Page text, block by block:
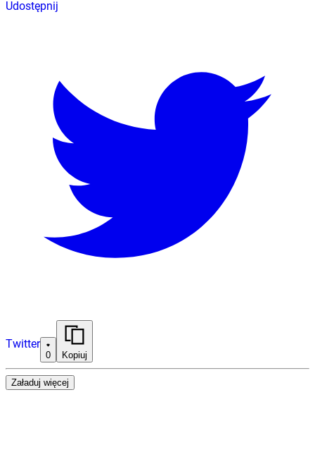
Udostępnij
Twitter
0 Kopiuj
Załaduj więcej